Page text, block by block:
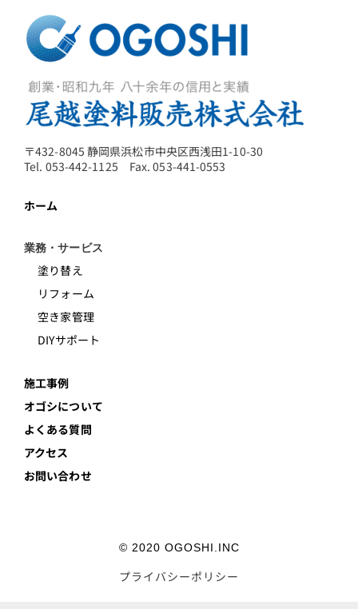
〒432-8045 静岡県浜松市中央区西浅田1-10-30
Tel. 053-442-1125 Fax. 053-441-0553
ホーム
業務・サービス
塗り替え
リフォーム
空き家管理
DIYサポート
施工事例
オゴシについて
よくある質問
アクセス
お問い合わせ
© 2020 OGOSHI.INC
プライバシーポリシー